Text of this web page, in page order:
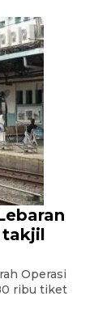
takjil
Operasi
ribu tiket